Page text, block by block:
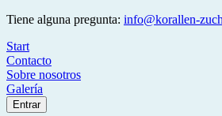
Tiene alguna pregunta: info@korallen-
Start
Contacto
Sobre nosotros
Galería
Entrar